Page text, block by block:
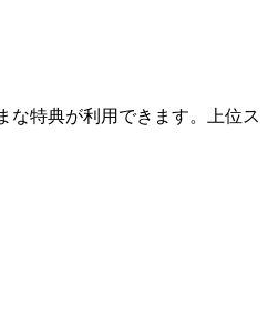
な特典が利用できます。上位ス